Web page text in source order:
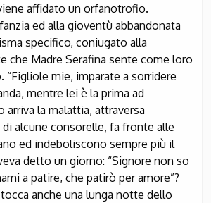
affidato un orfanotrofio.
ed alla gioventù abbandonata
specifico, coniugato alla
che Madre Serafina sente come loro
“Figliole mie, imparate a sorridere
mentre lei è la prima ad
arriva la malattia, attraversa
alcune consorelle, fa fronte alle
ed indeboliscono sempre più il
detto un giorno: “Signore non so
a patire, che patirò per amore”?
anche una lunga notte dello